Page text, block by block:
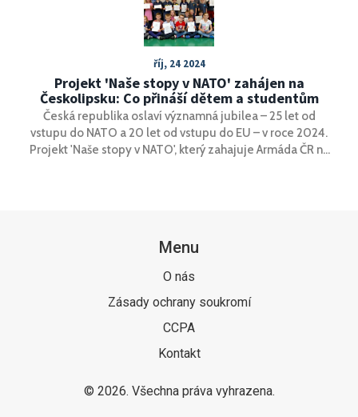
říj, 24 2024
Projekt 'Naše stopy v NATO' zahájen na
Českolipsku: Co přináší dětem a studentům
Česká republika oslaví významná jubilea – 25 let od
vstupu do NATO a 20 let od vstupu do EU – v roce 2024.
Projekt 'Naše stopy v NATO', který zahajuje Armáda ČR na
Menu
O nás
Zásady ochrany soukromí
CCPA
Kontakt
© 2026. Všechna práva vyhrazena.